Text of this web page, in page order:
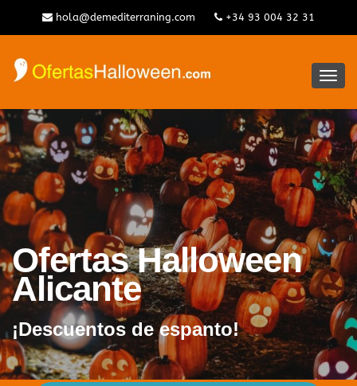
hola@demediterraning.com +34 93 004 32 31
Ofertas Halloween
Alicante
¡Descuentos de espanto!